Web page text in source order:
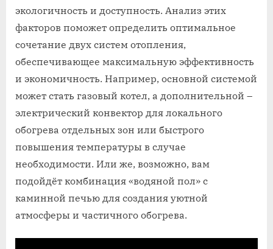
экологичность и доступность. Анализ этих
факторов поможет определить оптимальное
сочетание двух систем отопления,
обеспечивающее максимальную эффективность
и экономичность. Например, основной системой
может стать газовый котел, а дополнительной –
электрический конвектор для локального
обогрева отдельных зон или быстрого
повышения температуры в случае
необходимости. Или же, возможно, вам
подойдёт комбинация «водяной пол» с
каминной печью для создания уютной
атмосферы и частичного обогрева.